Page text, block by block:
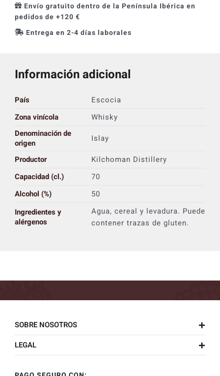
Envío gratuito dentro de la Península Ibérica en
pedidos de +120 €
Entrega en 2-4 días laborales
Información adicional
País
Escocia
Zona vinícola
Whisky
Denominación de
origen
Islay
Productor
Kilchoman Distillery
Capacidad (cl.)
70
Alcohol (%)
50
Ingredientes y
alérgenos
Agua, cereal y levadura. Puede
contener trazas de gluten.
SOBRE NOSOTROS
LEGAL